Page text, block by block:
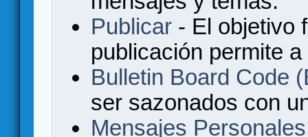
Publicar - El objetivo
publicación permite
Bulletin Board Code
ser sazonados con
Mensajes Personales